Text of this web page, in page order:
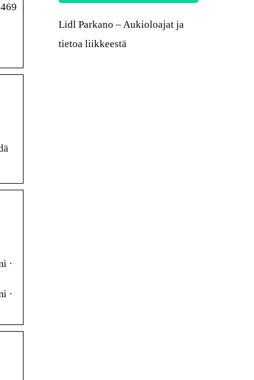
·
·
Lidl Parkano – Aukioloajat ja
tietoa liikkeestä